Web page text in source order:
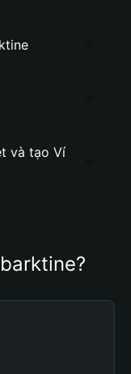
và tạo Ví